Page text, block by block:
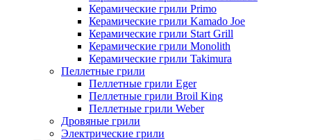
Керамические грили Primo
Керамические грили Kamado Joe
Керамические грили Start Grill
Керамические грили Monolith
Керамические грили Takimura
Пеллетные грили
Пеллетные грили Eger
Пеллетные грили Broil King
Пеллетные грили Weber
Дровяные грили
Электрические грили